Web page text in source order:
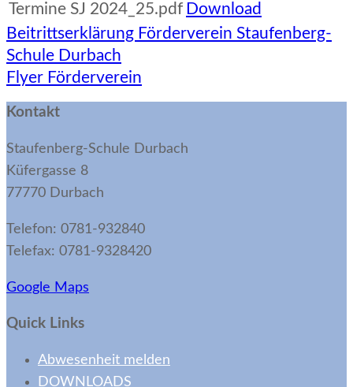
Termine SJ 2024_25.pdf Download
Beitragsnavigation
Beitrittserklärung Förderverein Staufenberg-
Schule Durbach
Flyer Förderverein
Kontakt
Staufenberg-Schule Durbach
Küfergasse 8
77770 Durbach
Telefon: 0781-932840
Telefax: 0781-9328420
Google Maps
Quick Links
Abwesenheit melden
DOWNLOADS